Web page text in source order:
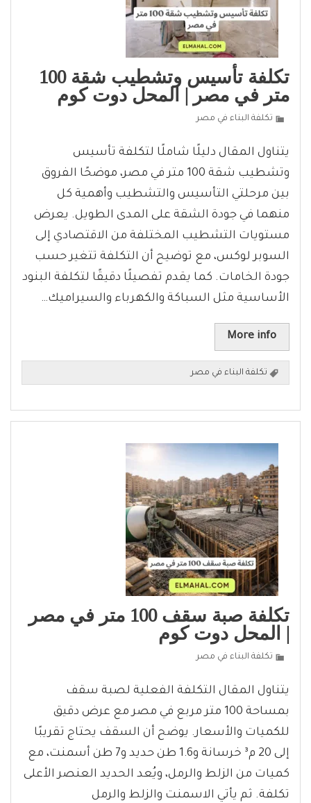
تكلفة تأسيس وتشطيب شقة 100
متر في مصر | المحل دوت كوم
تكلفة البناء في مصر
يتناول المقال دليلًا شاملًا لتكلفة تأسيس
وتشطيب شقة 100 متر في مصر، موضحًا الفروق
بين مرحلتي التأسيس والتشطيب وأهمية كل
منهما في جودة الشقة على المدى الطويل. يعرض
مستويات التشطيب المختلفة من الاقتصادي إلى
السوبر لوكس، مع توضيح أن التكلفة تتغير حسب
جودة الخامات. كما يقدم تفصيلًا دقيقًا لتكلفة البنود
الأساسية مثل السباكة والكهرباء والسيراميك…
More info
تكلفة البناء في مصر
تكلفة صبة سقف 100 متر في مصر
| المحل دوت كوم
تكلفة البناء في مصر
يتناول المقال التكلفة الفعلية لصبة سقف
بمساحة 100 متر مربع في مصر مع عرض دقيق
للكميات والأسعار. يوضح أن السقف يحتاج تقريبًا
إلى 20 م³ خرسانة و1.6 طن حديد و7 طن أسمنت، مع
كميات من الزلط والرمل، ويُعد الحديد العنصر الأعلى
تكلفة. ثم يأتي الاسمنت والزلط والرمل